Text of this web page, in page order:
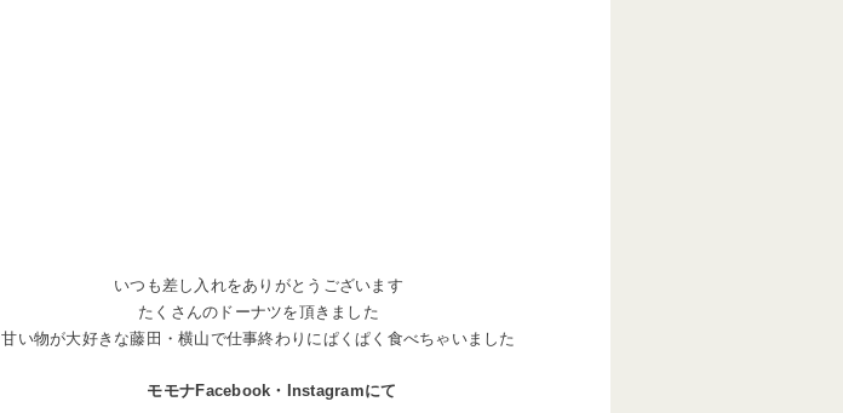
いつも差し入れをありがとうございます
たくさんのドーナツを頂きました
甘い物が大好きな藤田・横山で仕事終わりにぱくぱく食べちゃいました
モモナFacebook・Instagramにて